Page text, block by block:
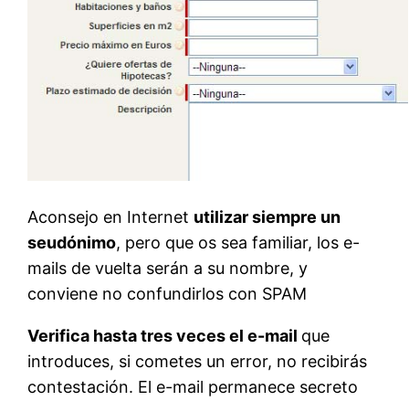
Aconsejo en Internet utilizar siempre un
seudónimo, pero que os sea familiar, los e-
mails de vuelta serán a su nombre, y
conviene no confundirlos con SPAM
Verifica hasta tres veces el e-mail que
introduces, si cometes un error, no recibirás
contestación. El e-mail permanece secreto